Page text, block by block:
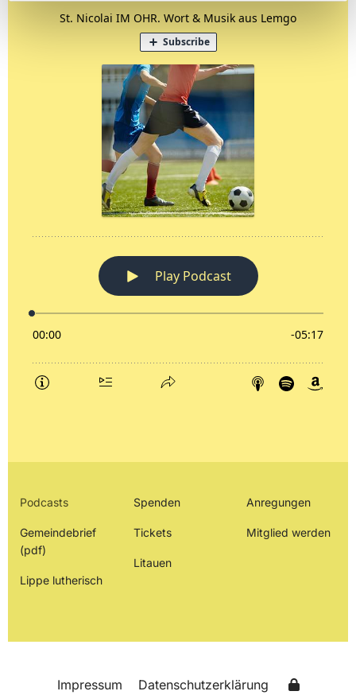
Podcasts
Gemeindebrief
(pdf)
Lippe lutherisch
Spenden
Tickets
Litauen
Anregungen
Mitglied werden
Impressum Datenschutzerklärung